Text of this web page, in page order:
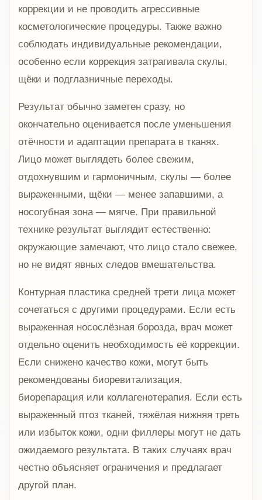
коррекции и не проводить агрессивные
косметологические процедуры. Также важно
соблюдать индивидуальные рекомендации,
особенно если коррекция затрагивала скулы,
щёки и подглазничные переходы.
Результат обычно заметен сразу, но
окончательно оценивается после уменьшения
отёчности и адаптации препарата в тканях.
Лицо может выглядеть более свежим,
отдохнувшим и гармоничным, скулы — более
выраженными, щёки — менее запавшими, а
носогубная зона — мягче. При правильной
технике результат выглядит естественно:
окружающие замечают, что лицо стало свежее,
но не видят явных следов вмешательства.
Контурная пластика средней трети лица может
сочетаться с другими процедурами. Если есть
выраженная носослёзная борозда, врач может
отдельно оценить необходимость её коррекции.
Если снижено качество кожи, могут быть
рекомендованы биоревитализация,
биорепарация или коллагенотерапия. Если есть
выраженный птоз тканей, тяжёлая нижняя треть
или избыток кожи, одни филлеры могут не дать
ожидаемого результата. В таких случаях врач
честно объясняет ограничения и предлагает
другой план.